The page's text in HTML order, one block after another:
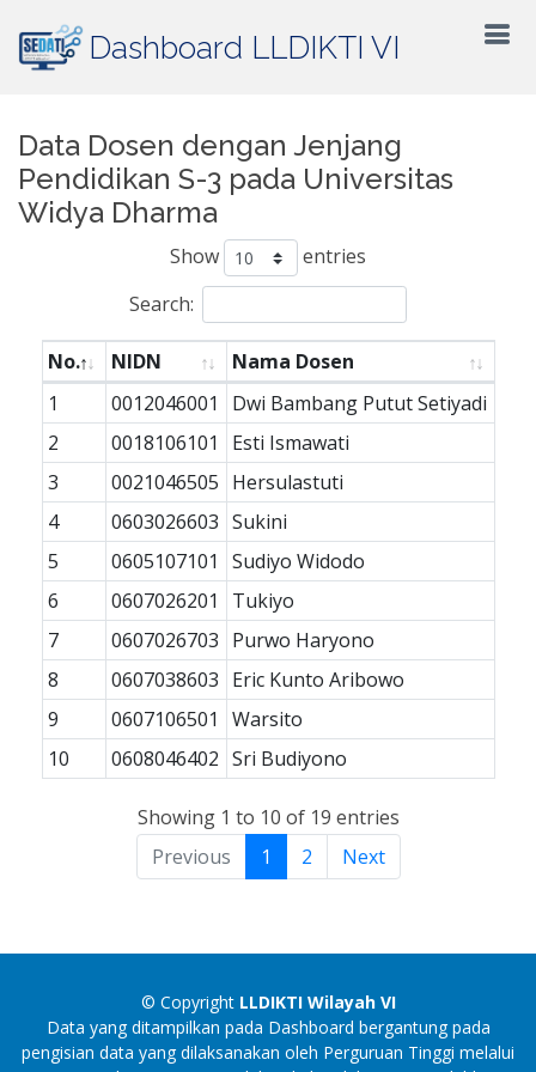
Dashboard LLDIKTI VI
Data Dosen dengan Jenjang
Pendidikan S-3 pada Universitas
Widya Dharma
Show
entries
Search:
No. NIDN
Nama Dosen
1
0012046001
Dwi Bambang Putut Setiyadi
2
0018106101
Esti Ismawati
3
0021046505 Hersulastuti
4
0603026603 Sukini
5
0605107101
Sudiyo Widodo
6
0607026201
Tukiyo
7
0607026703 Purwo Haryono
8
0607038603 Eric Kunto Aribowo
9
0607106501
Warsito
10
0608046402 Sri Budiyono
Showing 1 to 10 of 19 entries
Previous
1 2 Next
© Copyright LLDIKTI Wilayah VI
Data yang ditampilkan pada Dashboard bergantung pada
pengisian data yang dilaksanakan oleh Perguruan Tinggi melalui